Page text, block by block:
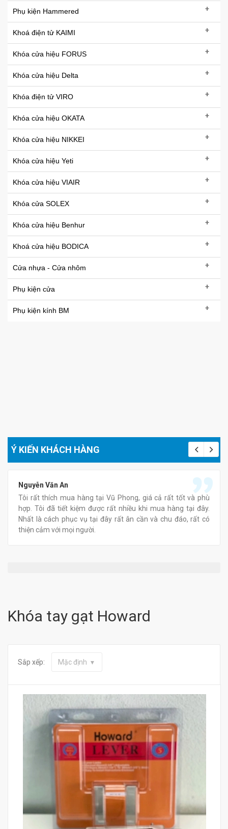
Phụ kiện Hammered +
Khoá điện tử KAIMI +
Khóa cửa hiệu FORUS +
Khóa cửa hiệu Delta +
Khóa điện tử VIRO +
Khóa cửa hiệu OKATA +
Khóa cửa hiệu NIKKEI +
Khóa cửa hiệu Yeti +
Khóa cửa hiệu VIAIR +
Khóa cửa SOLEX +
Khóa cửa hiệu Benhur +
Khoá cửa hiệu BODICA +
Cửa nhựa - Cửa nhôm +
Phụ kiện cửa +
Phụ kiện kính BM +
Ý KIẾN KHÁCH HÀNG
Nguyễn Văn An
Tôi rất thích mua hàng tại Vũ Phong, giá cả rất tốt và phù
hợp. Tôi đã tiết kiệm được rất nhiều khi mua hàng tại đây.
Nhất là cách phục vụ tại đây rất ân cần và chu đáo, rất có
thiện cảm với mọi người.
Khóa tay gạt Howard
Sắp xếp: Mặc định
Mua hàng